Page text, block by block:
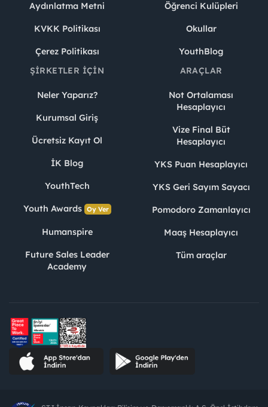
Aydınlatma Metni
KVKK Politikası
Çerez Politikası
Öğrenci Kulüpleri
Okullar
YouthBlog
ŞIRKETLER İÇIN
Neler Yaparız?
Kurumsal Giriş
Ücretsiz Kayıt Ol
İK Blog
YouthTech
Youth Awards Oy Ver
Humanspire
Future Sales Leader
Academy
ARAÇLAR
Not Ortalaması
Hesaplayıcı
Vize Final Büt
Hesaplayıcı
YKS Puan Hesaplayıcı
YKS Geri Sayım Sayacı
Pomodoro Zamanlayıcı
Maaş Hesaplayıcı
Tüm araçlar